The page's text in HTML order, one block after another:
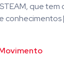
que
conhecimentos